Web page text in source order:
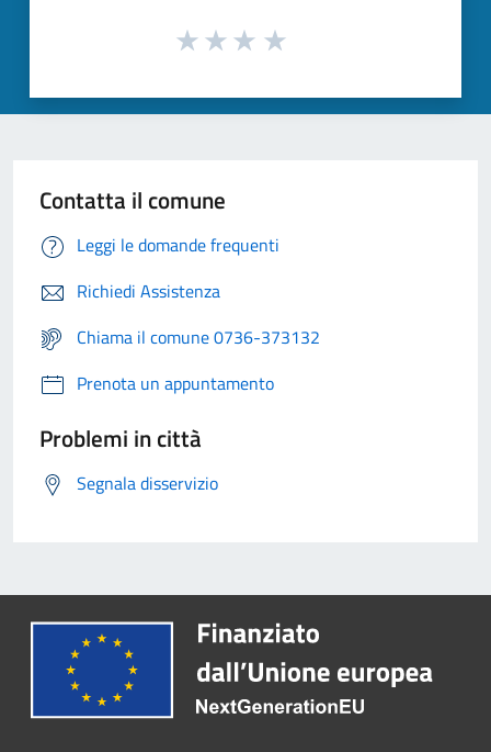
Contatta il comune
Leggi le domande frequenti
Richiedi Assistenza
Chiama il comune 0736-373132
Prenota un appuntamento
Problemi in città
Segnala disservizio